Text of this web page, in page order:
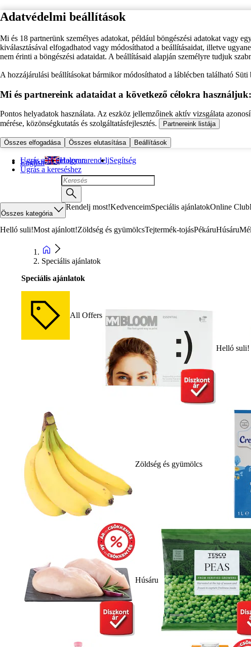
Adatvédelmi beállítások
Mi és 18 partnerünk személyes adatokat, például böngészési adatokat vagy
kiválasztásával elfogadhatod vagy módosíthatod a beállításaidat, illetve
nem érinti a böngészési adataidat. A beállításaid alapján személyre tudjuk
A hozzájárulási beállításokat bármikor módosíthatod a láblécben található
Mi és partnereink adataidat a következő célokra használjuk:
Pontos helyadatok használata. Az eszköz jellemzőinek aktív vizsgálata
mérése, közönségkutatás és szolgáltatásfejlesztés.
Partnereink listája
Összes elfogadása Összes elutasítása Beállítások
Ugrás a fő tartalomra
Ugrás a kereséshez
English Hogyan rendeljSegítség
Összes kategória
Rendelj most!KedvenceimSpeciális ajánlatokOnline Club
Helló suli!Most ajánlott!Zöldség és gyümölcsTejtermék-tojásPékáruHúsáru
Speciális ajánlatok
Speciális ajánlatok
All Offers
Helló suli!
Zöldség és gyümölcs
Húsáru